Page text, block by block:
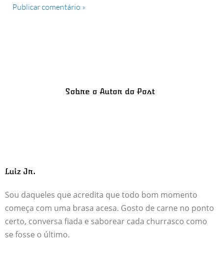
Sobre o Autor do Post
Luiz Jr.
Sou daqueles que acredita que todo bom momento
começa com uma brasa acesa. Gosto de carne no ponto
certo, conversa fiada e saborear cada churrasco como
se fosse o último.